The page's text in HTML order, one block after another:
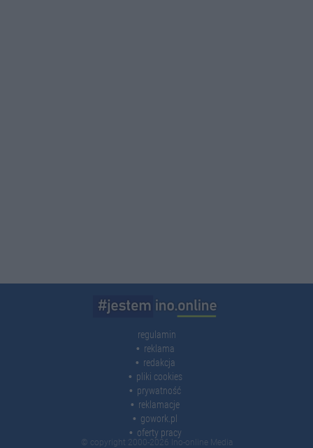
regulamin
reklama
redakcja
pliki cookies
prywatność
reklamacje
gowork.pl
oferty pracy
© copyright 2000-2026 Ino-online Media